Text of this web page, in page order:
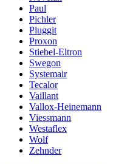
Paul
Pichler
Pluggit
Proxon
Stiebel-Eltron
Swegon
Systemair
Tecalor
Vaillant
Vallox-Heinemann
Viessmann
Westaflex
Wolf
Zehnder